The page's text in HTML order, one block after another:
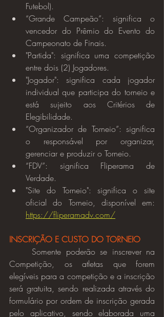
Futebol).
“Grande Campeão”: significa o
vencedor do Prêmio do Evento do
Campeonato de Finais.
"Partida": significa uma competição
entre dois (2) Jogadores.
"Jogador": significa cada jogador
individual que participa do torneio e
está sujeito aos Critérios de
Elegibilidade.
“Organizador de Torneio”: significa
o responsável por organizar,
gerenciar e produzir o Torneio.
“FDV”: significa Fliperama de
Verdade.
"Site do Torneio": significa o site
https://fliperamadv.com/
INSCRIÇÃO E CUSTO DO TORNEIO
Competição, os atletas que forem
elegíveis para a competição e a inscrição
será gratuita, sendo realizada através do
formulário por ordem de inscrição gerada
pelo aplicativo, sendo elaborada uma